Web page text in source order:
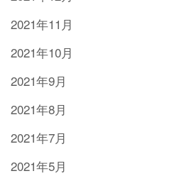
2021年11月
2021年10月
2021年9月
2021年8月
2021年7月
2021年5月